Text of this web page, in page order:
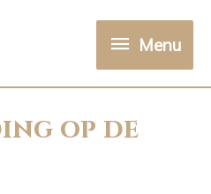
Menu
op de